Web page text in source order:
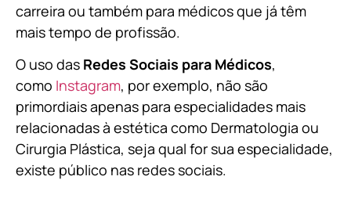
carreira ou também para médicos que já têm
mais tempo de profissão.
O uso das Redes Sociais para Médicos,
como Instagram, por exemplo, não são
primordiais apenas para especialidades mais
relacionadas à estética como Dermatologia ou
Cirurgia Plástica, seja qual for sua especialidade,
existe público nas redes sociais.